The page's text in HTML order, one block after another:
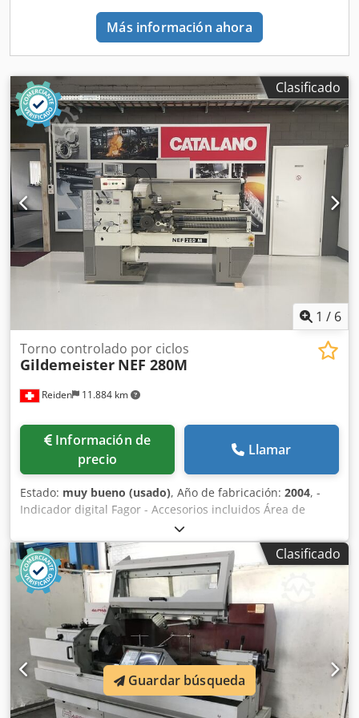
empresa? Contáctenos. Puede encontrar más ofertas en
nuestra página web. Las visitas son posibles previa cita.
Más información ahora
Clasificado
1 / 6
Reiden 11.884 km
Torno controlado por ciclos
Gildemeister NEF 280M
Información de
precio
Llamar
Estado: muy bueno (usado), Año de fabricación: 2004, -
Indicador digital Fagor - Accesorios incluidos Área de
trabajo Diámetro máximo de torneado sobre bancada: 350
mm Diámetro máximo de torneado sobre carro
transversal: 200 mm Altura de los centros: 180 mm
Distancia entre puntos: 1000 mm Ancho de la bancada en
el plano de las guías: 255 mm Recorrido del carro superior
hacia el cabezal: 60 mm Recorrido del carro superior
alejándose del cabezal: 55 mm Nariz del husillo con brida
según ISO 702-3 (DIN 55027) C6 (DIN 6) Conicidad del
husillo – cono Morse 6 Diámetro del agujero del husillo: 54
mm Mango del contrapunto – cono Morse 4 Recorrido del
mango del contrapunto: 100 mm Desplazamiento
transversal del contrapunto: ±10 mm Velocidades del
Clasificado
Guardar búsqueda